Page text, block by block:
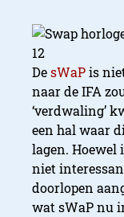
DesWaPis
naar de IFA
‘verdwaling’
een hal waar
lagen. Hoewel
niet
doorlopen
wat sWaP nu